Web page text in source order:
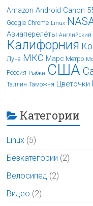
Amazon Android Canon
Google Chrome Linux
Авиаперелёты Английский
Калифорния
Луна МКС Марс Метро
Россия Рыбки США
Таллин Таможня Цветочки
Категории
Linux (5)
Безкатегории (2)
Велосипед (2)
Видео (2)